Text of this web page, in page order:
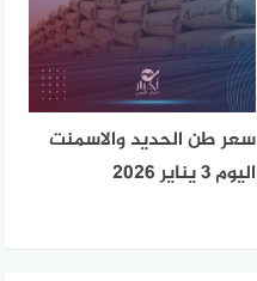
سعر طن الحديد والاسمنت
اليوم 3 يناير 2026